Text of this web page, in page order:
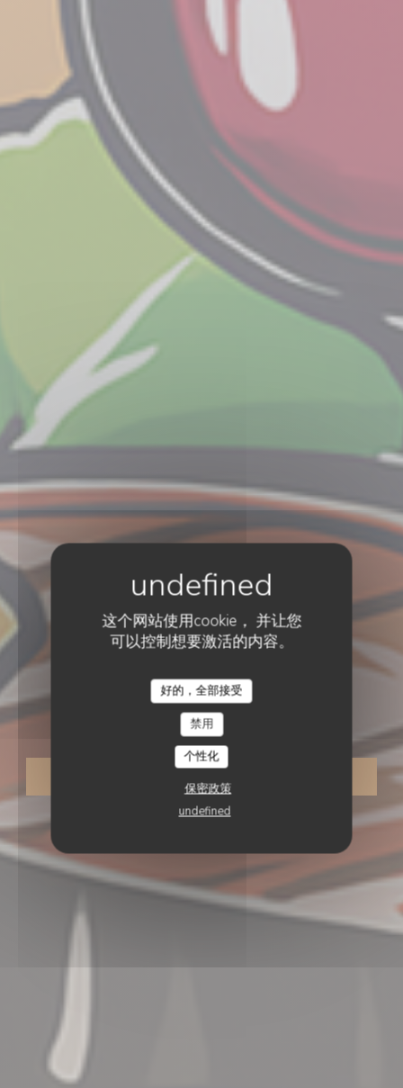
这个网站使用cookie， 并让您
可以控制想要激活的内容。
好的，全部接受
禁用
个性化
保密政策
undefined
传统餐厅• WASQUEHAL
O'Charolais
O'CHAROLAIS